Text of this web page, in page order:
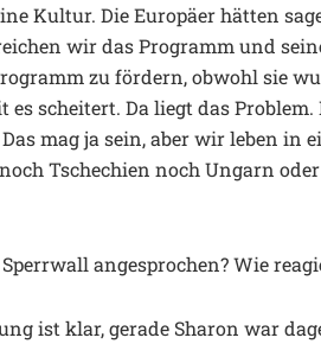
Kultur. Die Europäer hätten
wir das Programm und
zu fördern, obwohl sie
scheitert. Da liegt das
mag ja sein, aber wir leben in
Tschechien noch Ungarn
angesprochen? Wie
ist klar, gerade Sharon war